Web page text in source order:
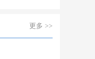
更多 >>